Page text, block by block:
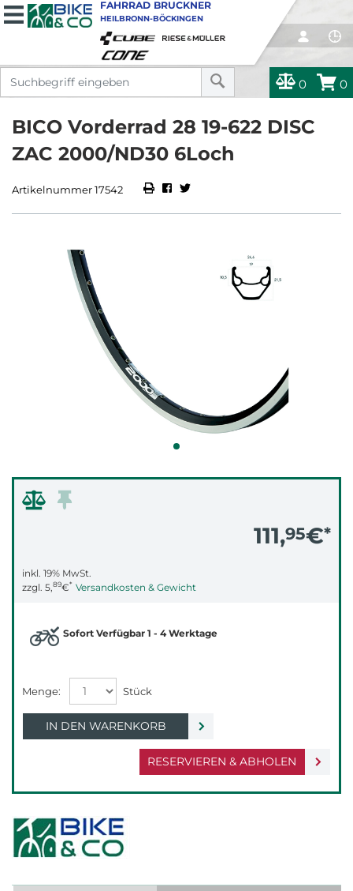
0 0
FAHRRAD BRUCKNER
HEILBRONN-BÖCKINGEN
BICO Vorderrad 28 19-622 DISC
ZAC 2000/ND30 6Loch
Artikelnummer 17542
111,95€*
inkl. 19% MwSt.
zzgl. 5,89€* Versandkosten & Gewicht
RESERVIEREN & ABHOLEN
Sofort Verfügbar 1 - 4 Werktage
IN DEN WARENKORB